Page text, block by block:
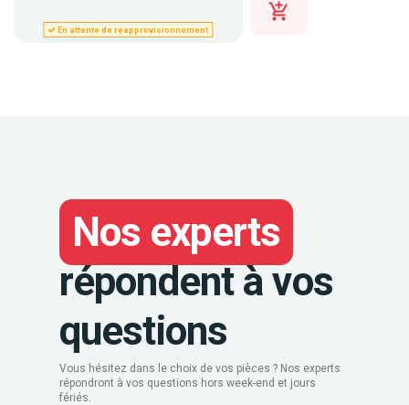
En attente de réapprovisionnement
Nos experts
répondent à vos
questions
Vous hésitez dans le choix de vos pièces ? Nos experts
répondront à vos questions hors week-end et jours
fériés.